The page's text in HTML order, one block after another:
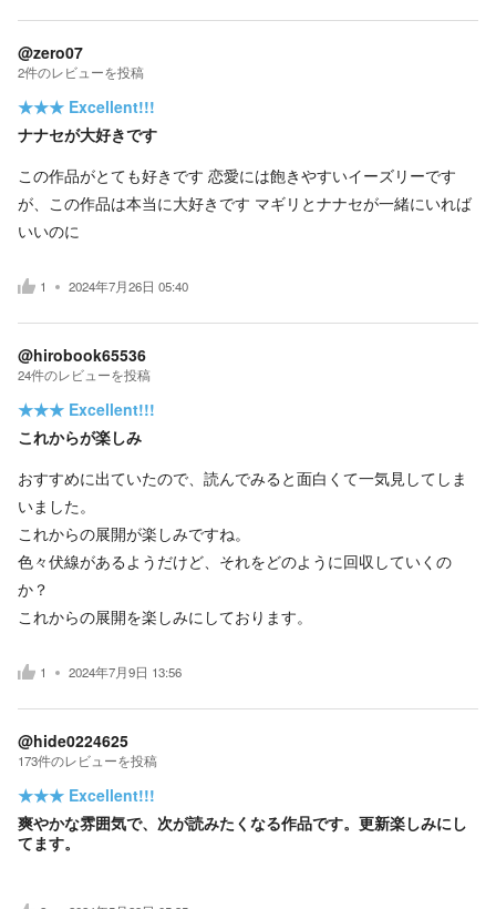
@zero07
2件のレビューを投稿
★★★ Excellent!!!
ナナセが大好きです
この作品がとても好きです 恋愛には飽きやすいイーズリーです
が、この作品は本当に大好きです マギリとナナセが一緒にいれば
いいのに
1 2024年7月26日 05:40
@hirobook65536
24件のレビューを投稿
★★★ Excellent!!!
これからが楽しみ
おすすめに出ていたので、読んでみると面白くて一気見してしま
いました。
これからの展開が楽しみですね。
色々伏線があるようだけど、それをどのように回収していくの
か？
これからの展開を楽しみにしております。
1 2024年7月9日 13:56
@hide0224625
173件のレビューを投稿
★★★ Excellent!!!
爽やかな雰囲気で、次が読みたくなる作品です。更新楽しみにし
てます。